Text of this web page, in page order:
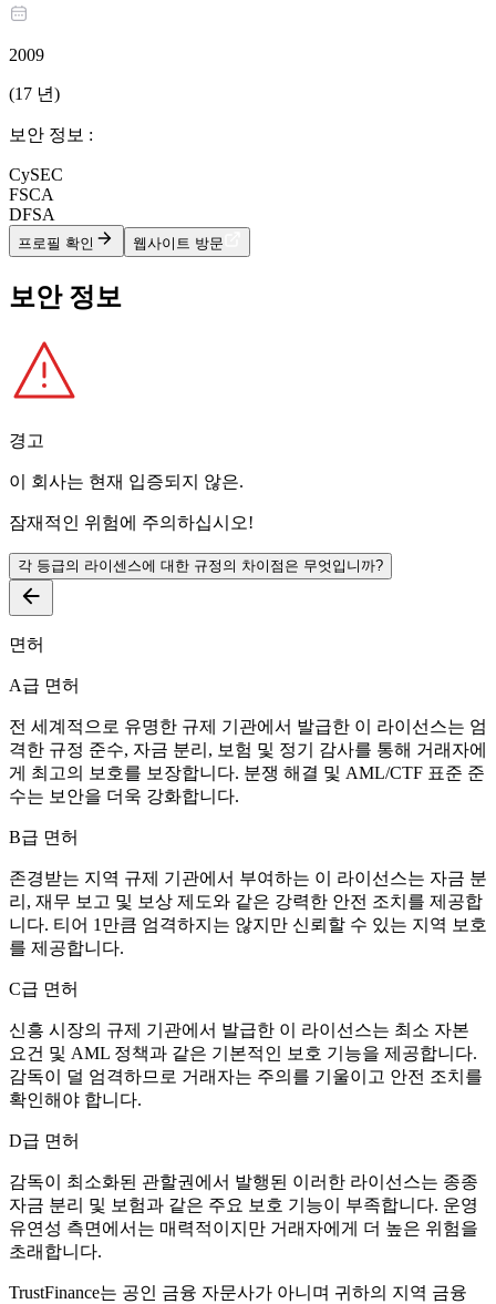
2009
(17 년)
보안 정보 :
CySEC
FSCA
DFSA
프로필 확인 웹사이트 방문
보안 정보
경고
이 회사는 현재 입증되지 않은.
잠재적인 위험에 주의하십시오!
각 등급의 라이센스에 대한 규정의 차이점은 무엇입니까?
면허
A급 면허
전 세계적으로 유명한 규제 기관에서 발급한 이 라이선스는 엄
격한 규정 준수, 자금 분리, 보험 및 정기 감사를 통해 거래자에
게 최고의 보호를 보장합니다. 분쟁 해결 및 AML/CTF 표준 준
수는 보안을 더욱 강화합니다.
B급 면허
존경받는 지역 규제 기관에서 부여하는 이 라이선스는 자금 분
리, 재무 보고 및 보상 제도와 같은 강력한 안전 조치를 제공합
니다. 티어 1만큼 엄격하지는 않지만 신뢰할 수 있는 지역 보호
를 제공합니다.
C급 면허
신흥 시장의 규제 기관에서 발급한 이 라이선스는 최소 자본
요건 및 AML 정책과 같은 기본적인 보호 기능을 제공합니다.
감독이 덜 엄격하므로 거래자는 주의를 기울이고 안전 조치를
확인해야 합니다.
D급 면허
감독이 최소화된 관할권에서 발행된 이러한 라이선스는 종종
자금 분리 및 보험과 같은 주요 보호 기능이 부족합니다. 운영
유연성 측면에서는 매력적이지만 거래자에게 더 높은 위험을
초래합니다.
TrustFinance는 공인 금융 자문사가 아니며 귀하의 지역 금융